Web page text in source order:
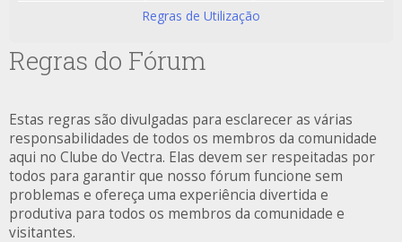
Regras de Utilização
Regras do Fórum
Estas regras são divulgadas para esclarecer as várias
responsabilidades de todos os membros da comunidade
aqui no Clube do Vectra. Elas devem ser respeitadas por
todos para garantir que nosso fórum funcione sem
problemas e ofereça uma experiência divertida e
produtiva para todos os membros da comunidade e
visitantes.